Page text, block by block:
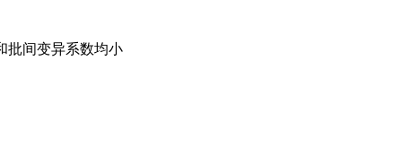
批间变异系数均小